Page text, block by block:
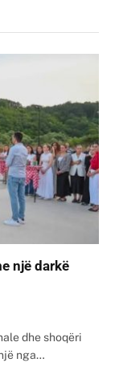
një darkë
dhe shoqëri
nga…